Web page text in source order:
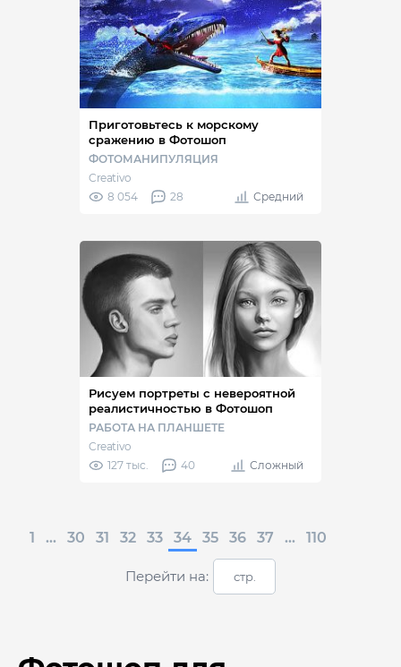
Приготовьтесь к морскому
сражению в Фотошоп
ФОТОМАНИПУЛЯЦИЯ
Creativo
8 054
28 Средний
Рисуем портреты с невероятной
реалистичностью в Фотошоп
РАБОТА НА ПЛАНШЕТЕ
Creativo
127 тыс.
40 Сложный
1 ... 30 31 32 33 34 35 36 37 ... 110
Перейти на: